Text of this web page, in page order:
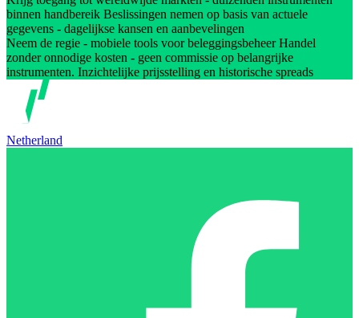
binnen handbereik Beslissingen nemen op basis van actuele
gegevens - dagelijkse kansen en aanbevelingen
Neem de regie - mobiele tools voor beleggingsbeheer Handel
zonder onnodige kosten - geen commissie op belangrijke
instrumenten. Inzichtelijke prijsstelling en historische spreads
Netherland